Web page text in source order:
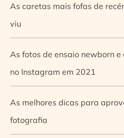
As caretas mais fofas de
viu
As fotos de ensaio newborn
no Instagram em 2021
As melhores dicas para
fotografia